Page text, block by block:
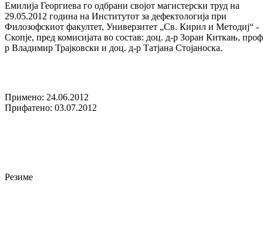
Емилија Георгиева го одбрани својот магистерски труд на
29.05.2012 година на Институтот за дефектологија при
Филозофскиот факултет, Универзитет „Св. Кирил и Методиј“ -
Скопје, пред комисијата во состав: доц. д-р Зоран Киткањ,
р Владимир Трајковски и доц. д-р Татјана Стојаноска.
Примено: 24.06.2012
Прифатено: 03.07.2012
Резиме